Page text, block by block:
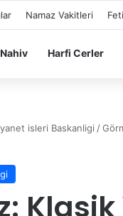
Namaz Vakitleri
Nahiv Harfi Cerler
isleri Baskanligi /